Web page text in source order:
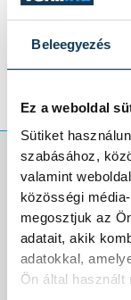
Beleegyezés
Ez a weboldal
Sütiket
szabásához,
valamint
közösségi
megosztjuk az
adatait, akik
adatokkal,
Ön által használt
Behumi Dóri
hinném,
közönség is